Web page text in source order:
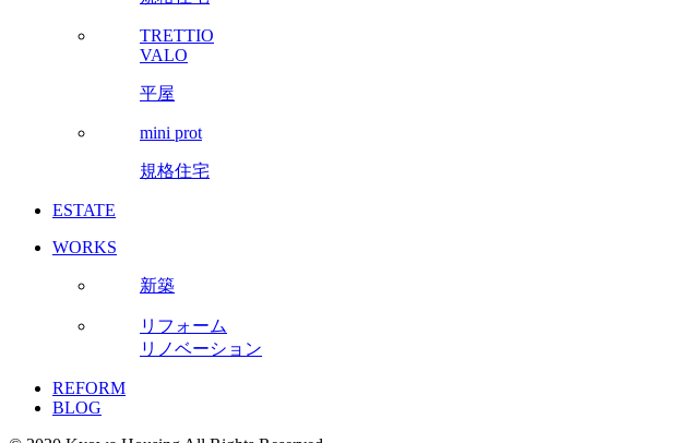
TRETTIO
VALO
平屋
mini prot
規格住宅
ESTATE
WORKS
新築
リフォーム
リノベーション
REFORM
BLOG